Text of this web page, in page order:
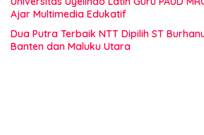
Ajar Multimedia Edukatif
Dua Putra Terbaik NTT Dipilih ST
Banten dan Maluku Utara